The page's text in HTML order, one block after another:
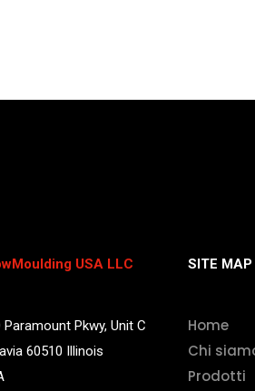
USA LLC
Paramount Pkwy, Unit C
60510 Illinois
SITE MAP
Home
Chi
Prodotti